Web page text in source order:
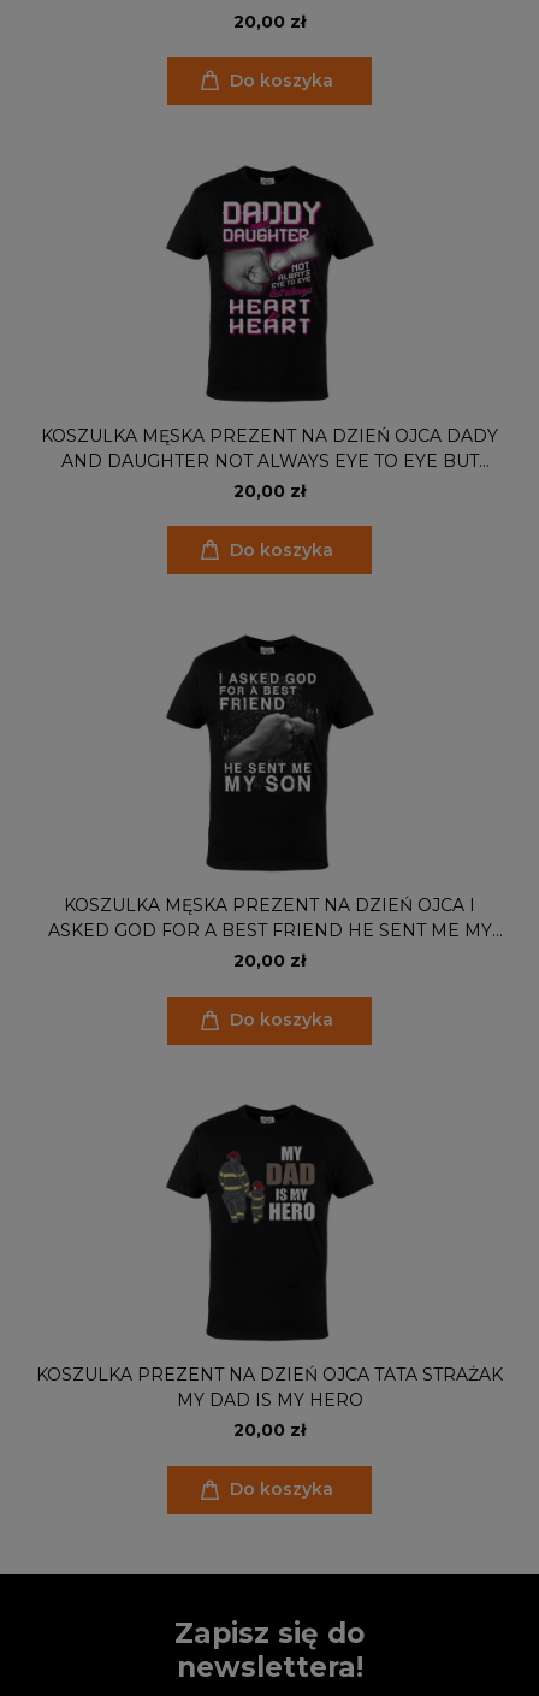
20,00 zł
Do koszyka
KOSZULKA MĘSKA PREZENT NA DZIEŃ OJCA DADY
AND DAUGHTER NOT ALWAYS EYE TO EYE BUT
ALWAYS HEART TO HEART
20,00 zł
Do koszyka
KOSZULKA MĘSKA PREZENT NA DZIEŃ OJCA I
ASKED GOD FOR A BEST FRIEND HE SENT ME MY
SON
20,00 zł
Do koszyka
KOSZULKA PREZENT NA DZIEŃ OJCA TATA STRAŻAK
MY DAD IS MY HERO
20,00 zł
Do koszyka
Zapisz się do
newslettera!